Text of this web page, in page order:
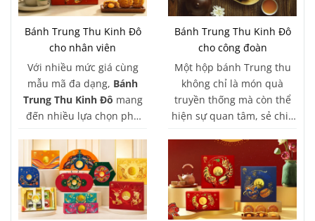
Bánh Trung Thu Kinh Đô
cho nhân viên
Với nhiều mức giá cùng
mẫu mã đa dạng, Bánh
Trung Thu Kinh Đô mang
đến nhiều lựa chọn phù
khi triển khai chương trình
quà tặng nhân viên. Từ các
hộp bánh 2 bánh, 4 bánh
đến hộp quà dành riêng
cho thiếu nhi, Kinh Đô đều
Bánh Trung Thu Kinh Đô
cho công đoàn
Một hộp bánh Trung thu
không chỉ là món quà
truyền thống mà còn thể
hiện sự quan tâm, sẻ chia
không khí đoàn viên trong
mỗi đơn vị.